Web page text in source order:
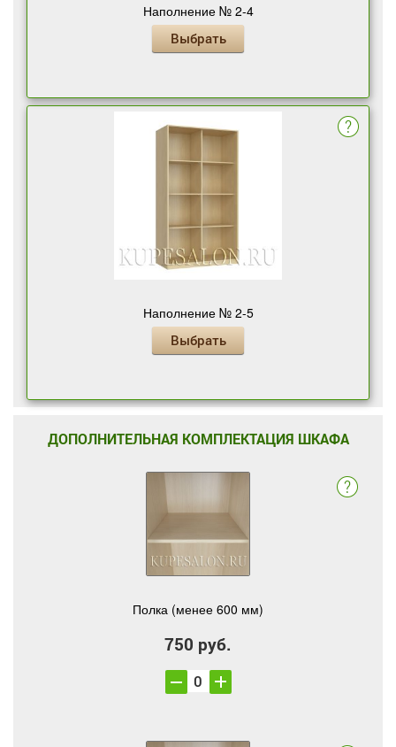
Наполнение № 2-4
Выбрать
Наполнение № 2-5
Выбрать
ДОПОЛНИТЕЛЬНАЯ КОМПЛЕКТАЦИЯ ШКАФА
Полка (менее 600 мм)
750 руб.